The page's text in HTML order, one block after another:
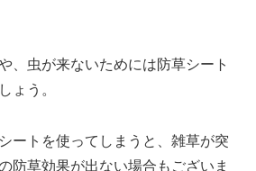
、虫が来ないためには防草シート
ょう。
ートを使ってしまうと、雑草が突
防草効果が出ない場合もございま